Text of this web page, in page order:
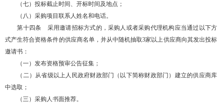
（七）投标截止时间、开标时间及地点；
（八）采购项目联系人姓名和电话。
第十四条 采用邀请招标方式的，采购人或者采购代理机构应当通过以下方
式产生符合资格条件的供应商名单，并从中随机抽取3家以上供应商向其发出投标
邀请书：
（一）发布资格预审公告征集；
（二）从省级以上人民政府财政部门（以下简称财政部门）建立的供应商库
中选取；
（三）采购人书面推荐。